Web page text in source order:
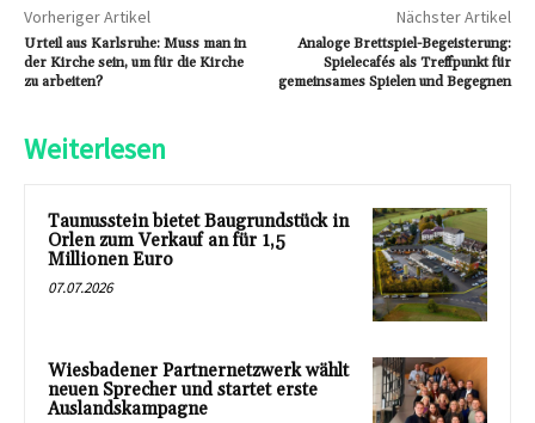
Vorheriger Artikel
Urteil aus Karlsruhe: Muss man in
der Kirche sein, um für die Kirche
zu arbeiten?
Nächster Artikel
Analoge Brettspiel-Begeisterung:
Spielecafés als Treffpunkt für
gemeinsames Spielen und Begegnen
Weiterlesen
Taunusstein bietet Baugrundstück in
Orlen zum Verkauf an für 1,5
Millionen Euro
07.07.2026
Wiesbadener Partnernetzwerk wählt
neuen Sprecher und startet erste
Auslandskampagne